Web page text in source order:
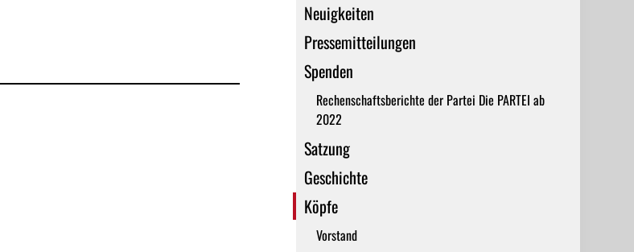
Neuigkeiten
Pressemitteilungen
Spenden
Rechenschaftsberichte der Partei Die PARTEI ab
2022
Satzung
Geschichte
Köpfe
Vorstand